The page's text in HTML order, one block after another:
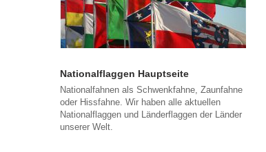
Nationalflaggen Hauptseite
Nationalfahnen als Schwenkfahne, Zaunfahne
oder Hissfahne. Wir haben alle aktuellen
Nationalflaggen und Länderflaggen der Länder
unserer Welt.